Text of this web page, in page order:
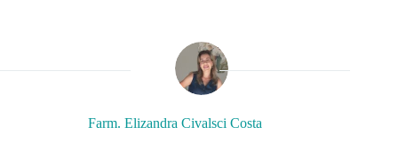
Farm. Elizandra Civalsci Costa